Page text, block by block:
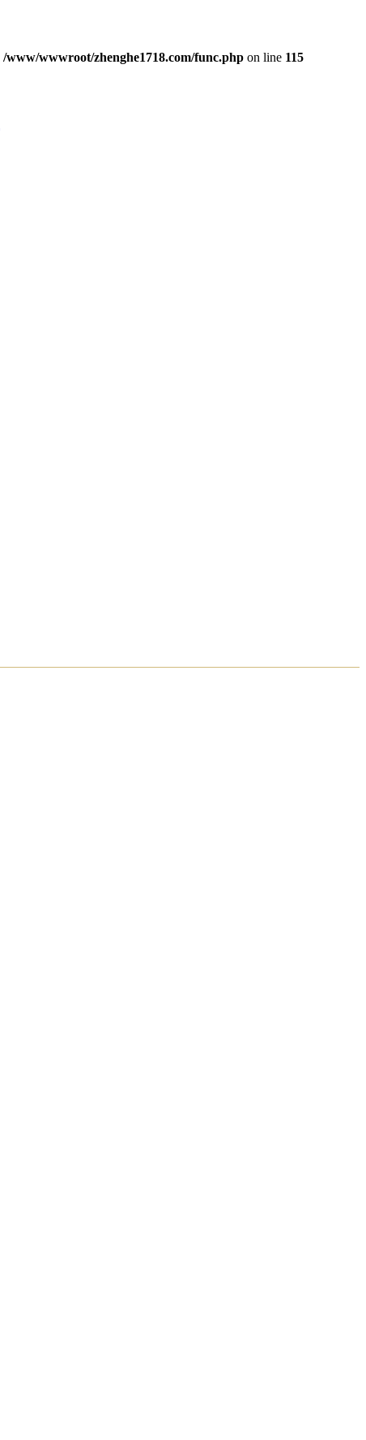
/www/wwwroot/zhenghe1718.com/func.php on line 115